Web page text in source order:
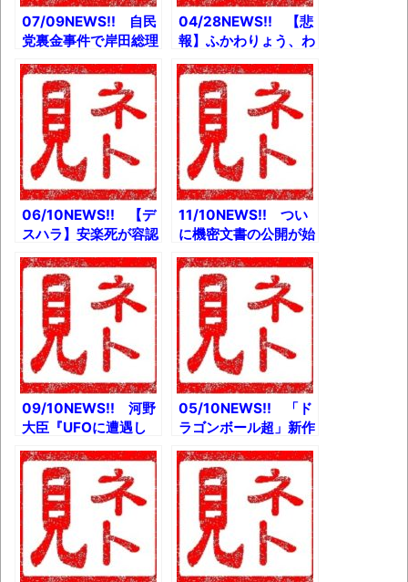
07/09NEWS!! 自民
党裏金事件で岸田総理
ら不起訴 東京地検特
捜部とか 石丸伸二さ
ん、生放送で放送事故
を起こしまくり『石丸
構文』トレンド入りと
か 「不要不急の外出
避けて」と日本救急医
学会とか 【都知事
選】街中にRシール多
数貼られてたとか
04/28NEWS!! 【悲
報】ふかわりょう、わ
いせつ行為で賠償命令
とか 鷲宮神社ゆるキ
ャラ「かがみん」新た
な土着神となるとか
ノンタン豆知識とか
06/10NEWS!! 【デ
スハラ】安楽死が容認
された日本を描いた漫
画が話題にとか 無免
許運転男「彼女に免許
持ってないとバレたく
なかった」→検察官が
激怒とか
11/10NEWS!! つい
に機密文書の公開が始
まった！ケネディ大統
領暗殺事件とか アイ
ドルと付き合ってるけ
ど背徳感やばすぎｗと
か マリオのジャンプ
のアルゴリズムとか
09/10NEWS!! 河野
大臣『UFOに遭遇し
た場合の対処方針』発
表へとか 第1回開示
請求ポビドンヨードう
がい会見資料とか 飛
行機内でのマスク拒否
男性の行為、法的問題
は？とか
05/10NEWS!! 「ド
ラゴンボール超」新作
映画、2022年公開と
か 【悲報】「東京は
２週間後インドにな
る」とか